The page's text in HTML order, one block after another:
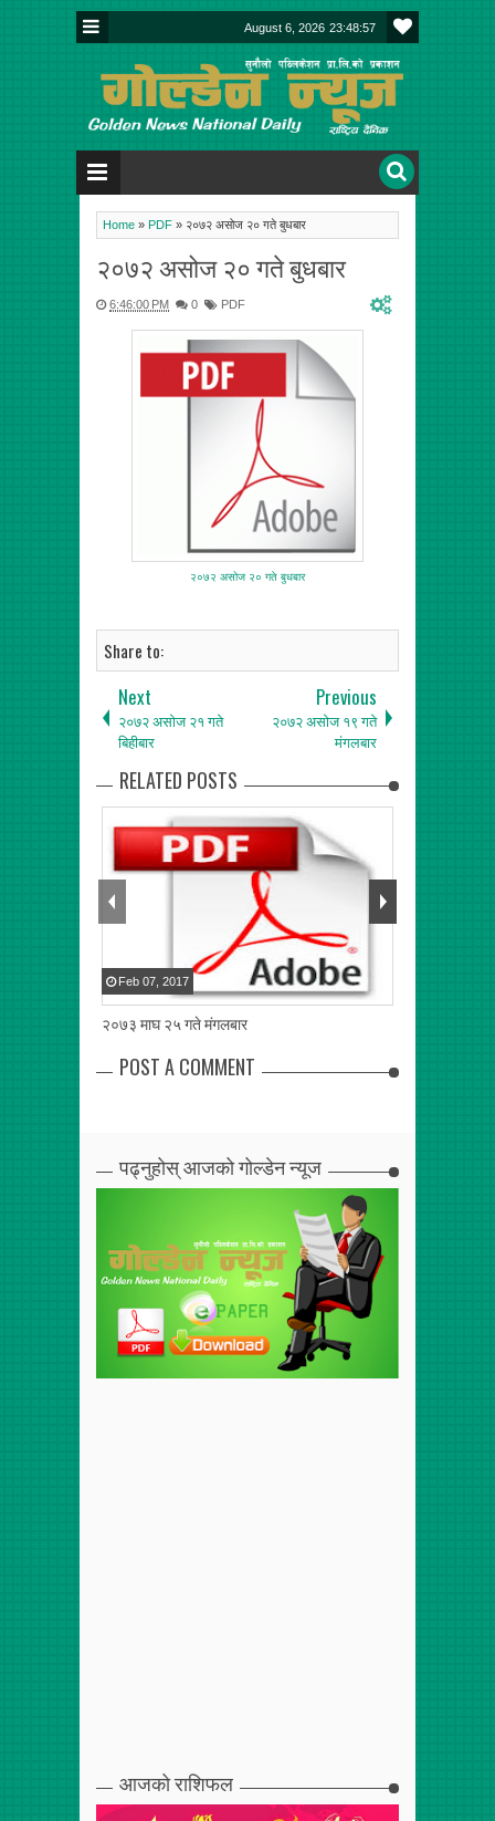
August 6, 2026 23:48:57
Home » PDF » २०७२ असोज २० गते बुधबार
२०७२ असोज २० गते बुधबार
6:46:00 PM 0 PDF
२०७२ असोज २० गते बुधबार
Share to:
Next
२०७२ असोज २१ गते
बिहीबार
Previous
२०७२ असोज १९ गते
मंगलबार
RELATED POSTS
२०७३ माघ २५ गते मंगलबार
Feb 07 2017
POST A COMMENT
पढ्नुहोस् आजको गोल्डेन न्यूज
आजको राशिफल